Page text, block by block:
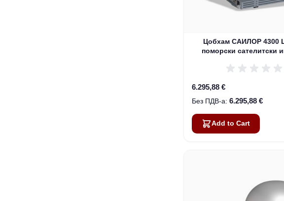
Цобхам САИЛОР 4300
поморски сателитски
6.295,88 €
6.295,88 €
Add to Cart